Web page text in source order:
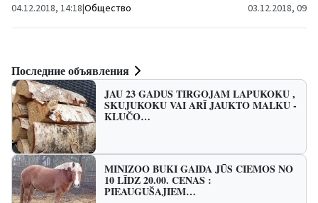
04.12.2018, 14:18|Общество
03.12.2018, 09:09
Последние объявления
JAU 23 GADUS TIRGOJAM LAPUKOKU ,
SKUJUKOKU VAI ARĪ JAUKTO MALKU -
KLUČO…
MINIZOO BUKI GAIDA JŪS CIEMOS NO
10 LĪDZ 20.00. CENAS :
PIEAUGUŠAJIEM…